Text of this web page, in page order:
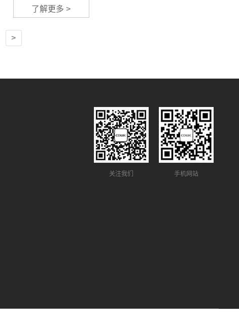
能体现出创点人员精心的筹备，接下来让我们一起来回顾本次盛
会！展会上，CDWK创点携众多新品首次亮相，包含：酒店客房
一站式解决方案五大系列、干发器系列、热水壶系列，还有公共
卫生新品山水系列等产品在A区3.2馆253-273号闪亮登场，众多客
了解更多 >
关注我们 手机网站